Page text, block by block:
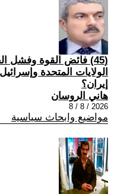
(45) فائض القوة وفشل
الولايات المتحدة
إيران؟
هاني الروسان
2026 / 8 / 8
مواضيع وابحاث سياسية